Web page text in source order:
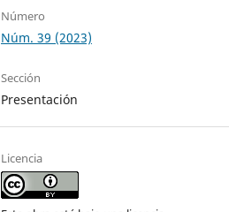
Número
Núm. 39 (2023)
Sección
Presentación
Licencia